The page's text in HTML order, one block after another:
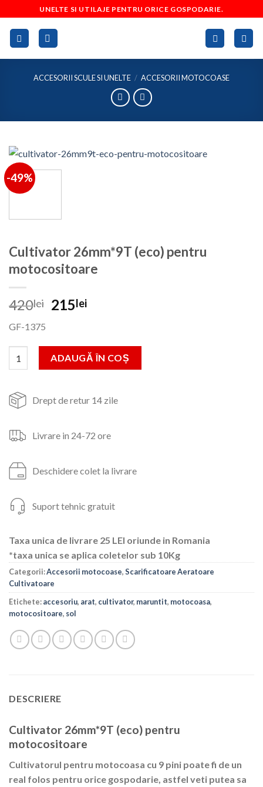
to
content
UNELTE SI UTILAJE PENTRU ORICE GOSPODARIE.
ACCESORII SCULE SI UNELTE / ACCESORII MOTOCOASE
-49%
Cultivator 26mm*9T (eco) pentru
motocositoare
420lei Prețul
fost:
420lei.
215leiPrețul
215lei.
GF-1375
Cantitate Cultivator 26mm*9T (eco) pentru motocositoare
ADAUGĂ ÎN COȘ
Drept de retur 14 zile
Livrare in 24-72 ore
Deschidere colet la livrare
Suport tehnic gratuit
Taxa unica de livrare 25 LEI oriunde in Romania
*taxa unica se aplica coletelor sub 10Kg
Categorii:Accesorii motocoase,Scarificatoare Aeratoare
Cultivatoare
Etichete:accesoriu, arat, cultivator, maruntit, motocoasa,
motocositoare, sol
DESCRIERE
Cultivator 26mm*9T (eco) pentru
motocositoare
Cultivatorul pentru motocoasa cu 9 pini poate fi de un
real folos pentru orice gospodarie, astfel veti putea sa